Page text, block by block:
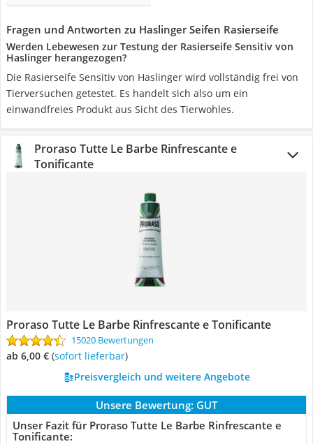
Fragen und Antworten zu Haslinger Seifen Rasierseife
Werden Lebewesen zur Testung der Rasierseife Sensitiv von
Haslinger herangezogen?
Die Rasierseife Sensitiv von Haslinger wird vollständig frei von
Tierversuchen getestet. Es handelt sich also um ein
einwandfreies Produkt aus Sicht des Tierwohles.
Proraso Tutte Le Barbe Rinfrescante e
Tonificante
Proraso Tutte Le Barbe Rinfrescante e Tonificante
15020 Bewertungen
ab 6,00 € ( Sofort lieferbar)
Preisvergleich und weitere Angebote
Unsere Bewertung: GUT
Unser Fazit für Proraso Tutte Le Barbe Rinfrescante e
Tonificante: